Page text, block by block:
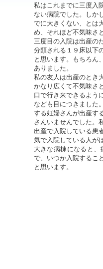
私はこれまでに三度入
ない病院でした。しか
でに大きくない、とは
め、それほど不気味さ
三度目の入院は出産の
分類される１９床以下
と思います。もちろん
ありました。
私の友人は出産のとき
かなり広くて不気味さ
口で行き来できるよう
なども目につきました
する妊婦さんが出産す
さんいませんでした。
出産で入院している患
気で入院している人が
大きな病棟になると
で、いつか入院するこ
と思います。